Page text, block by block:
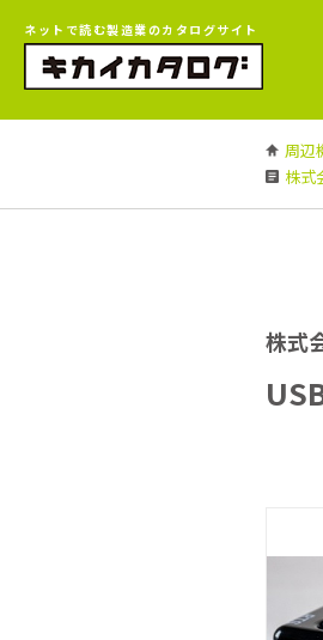
ネットで読む製造業のカタログサイト
周辺
株式
株式